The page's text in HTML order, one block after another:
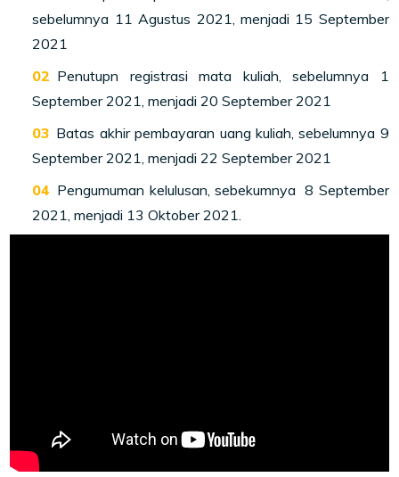
sebelumnya 11 Agustus 2021, menjadi 15 September
2021
Penutupn registrasi mata kuliah, sebelumnya 1
September 2021, menjadi 20 September 2021
Batas akhir pembayaran uang kuliah, sebelumnya 9
September 2021, menjadi 22 September 2021
Pengumuman kelulusan, sebekumnya 8 September
2021, menjadi 13 Oktober 2021.